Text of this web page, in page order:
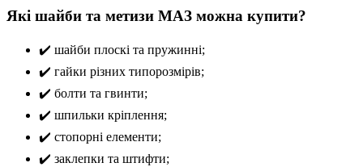
Які шайби та метизи МАЗ можна купити?
✔️ шайби плоскі та пружинні;
✔️ гайки різних типорозмірів;
✔️ болти та гвинти;
✔️ шпильки кріплення;
✔️ стопорні елементи;
✔️ заклепки та штифти;